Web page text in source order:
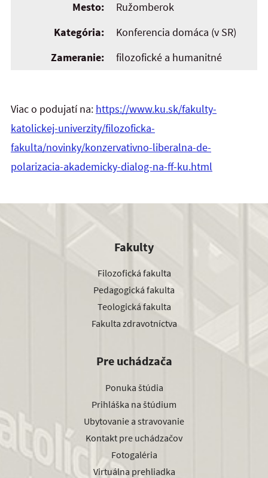
Mesto:
Ružomberok
Kategória:
Konferencia domáca (v SR)
Zameranie:
filozofické a humanitné
Viac o podujatí na: https://www.ku.sk/fakulty-
katolickej-univerzity/filozoficka-
fakulta/novinky/konzervativno-liberalna-de-
polarizacia-akademicky-dialog-na-ff-ku.html
Fakulty
Filozofická fakulta
Pedagogická fakulta
Teologická fakulta
Fakulta zdravotníctva
Pre uchádzača
Ponuka štúdia
Prihláška na štúdium
Ubytovanie a stravovanie
Kontakt pre uchádzačov
Fotogaléria
Virtuálna prehliadka